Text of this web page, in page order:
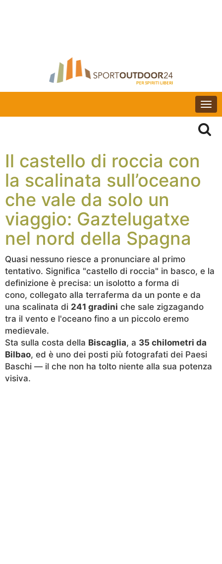
Il castello di roccia con
la scalinata sull’oceano
che vale da solo un
viaggio: Gaztelugatxe
nel nord della Spagna
Quasi nessuno riesce a pronunciare al primo
tentativo. Significa "castello di roccia" in basco, e la
definizione è precisa: un isolotto a forma di
cono, collegato alla terraferma da un ponte e da
una scalinata di 241 gradini che sale zigzagando
tra il vento e l'oceano fino a un piccolo eremo
medievale.
Sta sulla costa della Biscaglia, a 35 chilometri da
Bilbao, ed è uno dei posti più fotografati dei Paesi
Baschi — il che non ha tolto niente alla sua potenza
visiva.